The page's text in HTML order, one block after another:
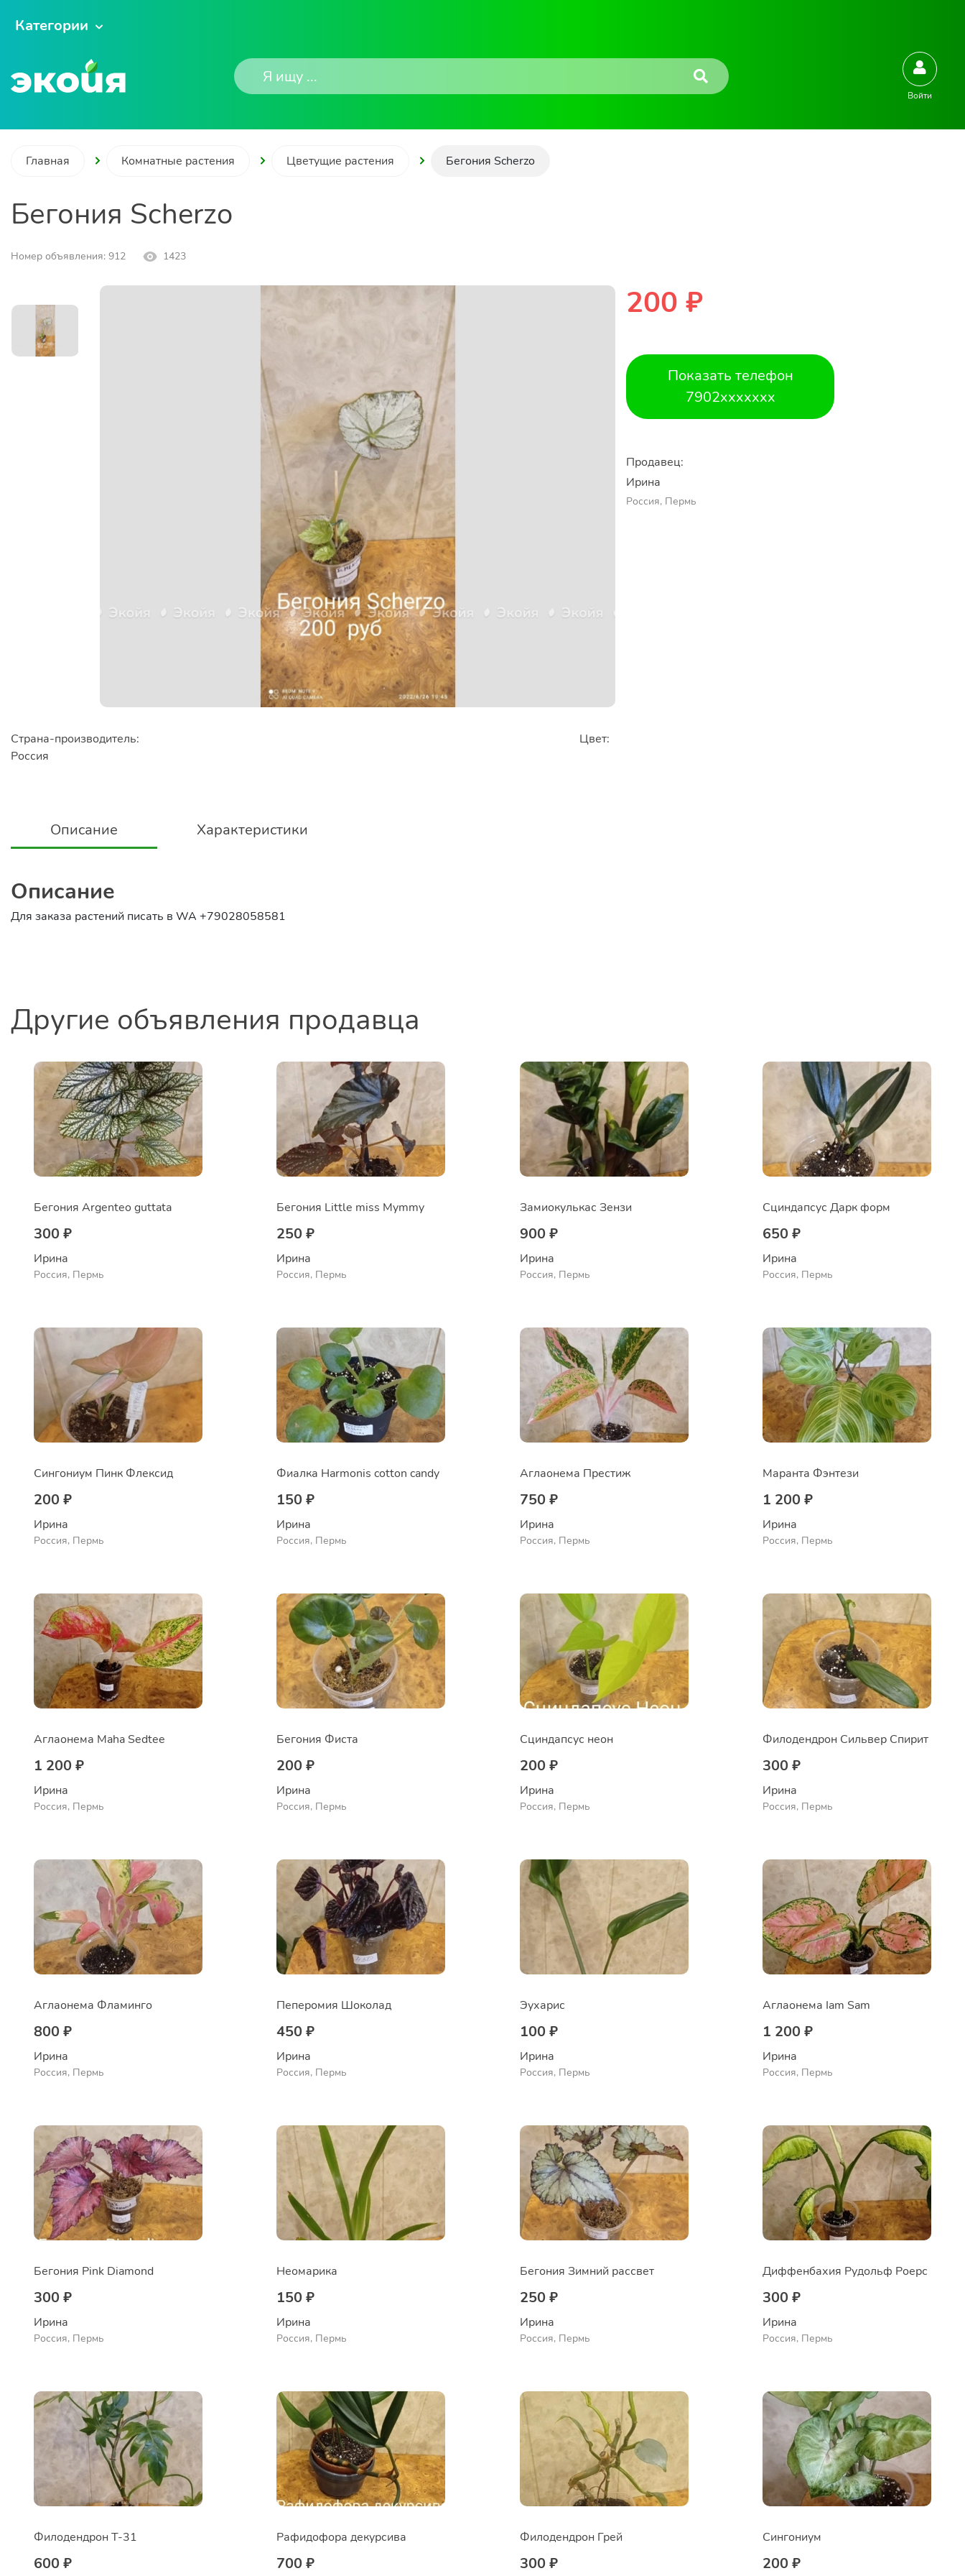
Категории
Войти
Главная Комнатные растения Цветущие растения Бегония Scherzo
Бегония Scherzo
Номер объявления: 912 1423
Страна-производитель:
Россия
Цвет:
Описание Характеристики
Описание
Для заказа растений писать в WA +79028058581
200 ₽
Показать телефон
7902xxxxxxx
Продавец:
Ирина
Россия, Пермь
Другие объявления продавца
Бегония Argenteo guttata
300 ₽
Ирина
Россия, Пермь
Бегония Little miss Mymmy
250 ₽
Ирина
Россия, Пермь
Замиокулькас Зензи
900 ₽
Ирина
Россия, Пермь
Сциндапсус Дарк форм
650 ₽
Ирина
Россия, Пермь
Сингониум Пинк Флексид
200 ₽
Ирина
Россия, Пермь
Фиалка Harmonis cotton candy
150 ₽
Ирина
Россия, Пермь
Аглаонема Престиж
750 ₽
Ирина
Россия, Пермь
Маранта Фэнтези
1 200 ₽
Ирина
Россия, Пермь
Аглаонема Maha Sedtee
1 200 ₽
Ирина
Россия, Пермь
Бегония Фиста
200 ₽
Ирина
Россия, Пермь
Сциндапсус неон
200 ₽
Ирина
Россия, Пермь
Филодендрон Сильвер Спирит
300 ₽
Ирина
Россия, Пермь
Аглаонема Фламинго
800 ₽
Ирина
Россия, Пермь
Пеперомия Шоколад
450 ₽
Ирина
Россия, Пермь
Эухарис
100 ₽
Ирина
Россия, Пермь
Аглаонема Iam Sam
1 200 ₽
Ирина
Россия, Пермь
Бегония Pink Diamond
300 ₽
Ирина
Россия, Пермь
Неомарика
150 ₽
Ирина
Россия, Пермь
Бегония Зимний рассвет
250 ₽
Ирина
Россия, Пермь
Диффенбахия Рудольф Роерс
300 ₽
Ирина
Россия, Пермь
Филодендрон Т-31
600 ₽
Рафидофора декурсива
700 ₽
Филодендрон Грей
300 ₽
Сингониум
200 ₽